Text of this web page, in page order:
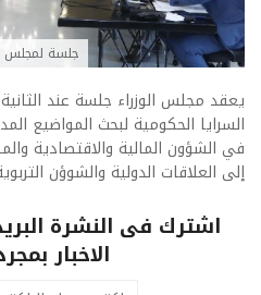
جلسة لمجلس
يعقد مجلس الوزراء جلسة عند
السرايا الحكومية لبحث المواضيع
في الشؤون المالية والاقتصادية
إلى العلاقات الدولية والشوؤن
اشترك فى النشرة
الاخبار